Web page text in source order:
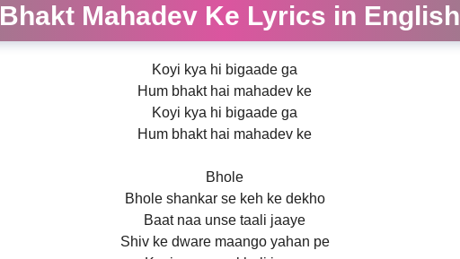
Bhakt Mahadev Ke Lyrics in English
Koyi kya hi bigaade ga
Hum bhakt hai mahadev ke
Koyi kya hi bigaade ga
Hum bhakt hai mahadev ke
Bhole
Bhole shankar se keh ke dekho
Baat naa unse taali jaaye
Shiv ke dware maango yahan pe